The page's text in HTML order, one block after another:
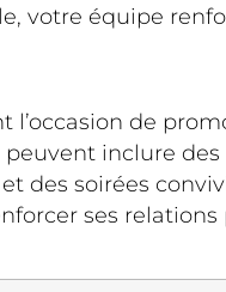
votre équipe
l’occasion de
inclure
des soirées
ses